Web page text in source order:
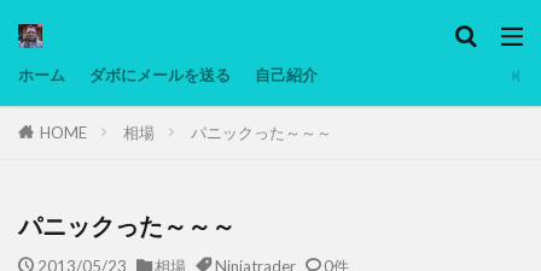
ホーム ダボにメールを送る 自己紹介
HOME 相場 パニックった～～～
パニックった～～～
2013/05/23 相場 Ninjatrader 0件
タグ
マレーシア動画
低温調理・スロークッカー